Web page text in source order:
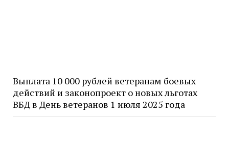
Выплата 10 000 рублей ветеранам боевых
действий и законопроект о новых льготах
ВБД в День ветеранов 1 июля 2025 года